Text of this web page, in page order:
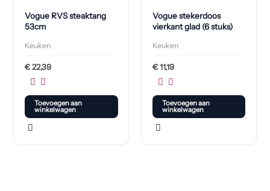
Vogue RVS steaktang
53cm
Keuken
€22,39
Toevoegen aan
winkelwagen
Vogue stekerdoos
vierkant glad (6 stuks)
Keuken
€11,19
Toevoegen aan
winkelwagen